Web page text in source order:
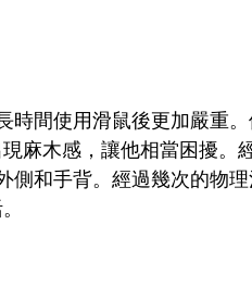
時間使用滑鼠後更加嚴重
麻木感，讓他相當困擾。
側和手背。經過幾次的物